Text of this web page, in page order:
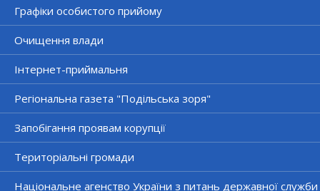
Графіки особистого прийому
Очищення влади
Інтернет-приймальня
Регіональна газета "Подільська зоря"
Запобігання проявам корупції
Територіальні громади
Національне агенство України з питань державної служби